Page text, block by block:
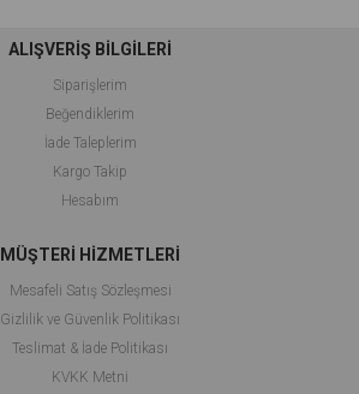
ALIŞVERİŞ BİLGİLERİ
Siparişlerim
Beğendiklerim
İade Taleplerim
Kargo Takip
Hesabım
MÜŞTERİ HİZMETLERİ
Mesafeli Satış Sözleşmesi
Gizlilik ve Güvenlik Politikası
Teslimat & İade Politikası
KVKK Metni